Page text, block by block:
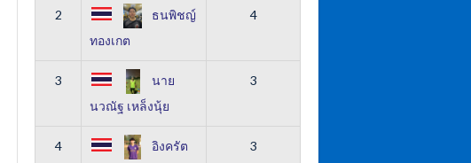
2
ธนพิชญ์
ทองเกต
4
3
นาย
นวณัฐ เหล็งนุ้ย
3
4
อิงครัต
3